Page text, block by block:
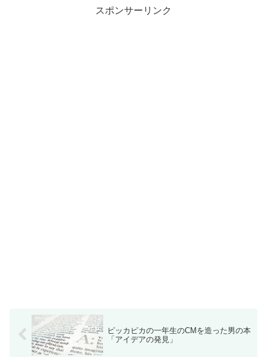
スポンサーリンク
ピッカピカの一年生のCMを造った男の本
「アイデアの発見」